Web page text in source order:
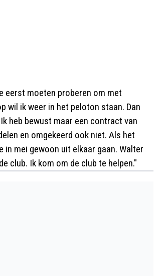
eerst moeten proberen om met
wil ik weer in het peloton staan. Dan
heb bewust maar een contract van
en omgekeerd ook niet. Als het
mei gewoon uit elkaar gaan. Walter
club. Ik kom om de club te helpen."